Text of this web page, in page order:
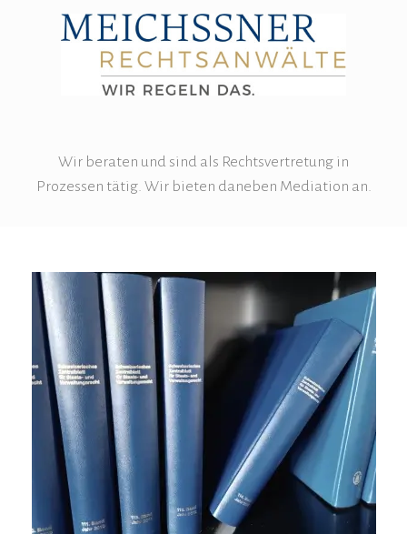
Wir beraten und sind als Rechtsvertretung in
Prozessen tätig. Wir bieten daneben Mediation an.